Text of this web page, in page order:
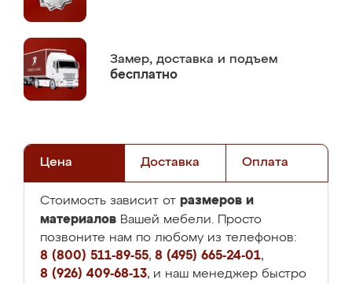
Замер, доставка и подъем
бесплатно
Цена Доставка Оплата
Стоимость зависит от размеров и
материалов Вашей мебели. Просто
позвоните нам по любому из телефонов:
8 (800) 511-89-55, 8 (495) 665-24-01,
8 (926) 409-68-13, и наш менеджер быстро